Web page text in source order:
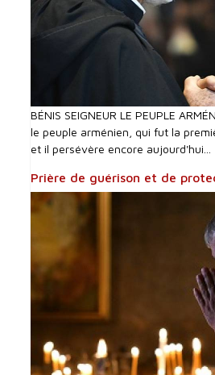
BÉNIS SEIGNEUR LE PEUPLE
le peuple arménien, qui fut la
et il persévère encore aujourd'hui...
Prière de guérison et de